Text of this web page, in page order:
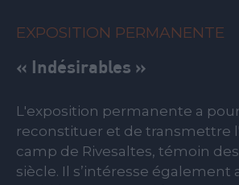
EXPOSITION PERMANENTE
« Indésirables »
L'exposition permanente a
reconstituer et de transmettre
camp de Rivesaltes, témoin
siècle. Il s’intéresse également